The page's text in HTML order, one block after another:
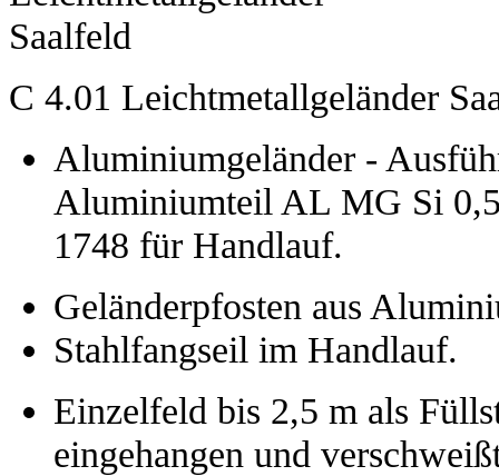
C 4.01 Leichtmetallgeländer
Aluminiumgeländer -
Aluminiumteil AL MG Si
1748 für Handlauf.
Geländerpfosten aus
Stahlfangseil im Handlauf.
Einzelfeld bis 2,5 m als
eingehangen und